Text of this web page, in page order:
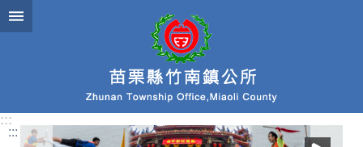
跳到主要內容區塊
:::
:::